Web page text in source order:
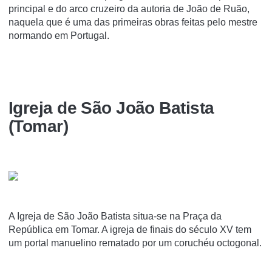
principal e do arco cruzeiro da autoria de João de Ruão,
naquela que é uma das primeiras obras feitas pelo mestre
normando em Portugal.
Igreja de São João Batista
(Tomar)
A Igreja de São João Batista situa-se na Praça da
República em Tomar. A igreja de finais do século XV tem
um portal manuelino rematado por um coruchéu octogonal.